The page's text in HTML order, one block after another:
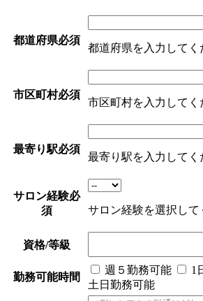
都道府県必須
都道府県を入力してく
市区町村必須
市区町村を入力してく
最寄り駅必須
最寄り駅を入力してく
サロン経験必
須
サロン経験を選択して
資格/等級
勤務可能時間
週５勤務可能
1
土日勤務可能